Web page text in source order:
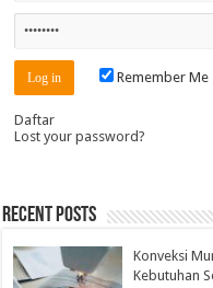
Remember Me
Daftar
Lost your password?
Recent Posts
Konveksi
Kebutuhan